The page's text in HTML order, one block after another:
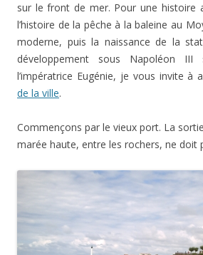
sur le front de mer. Pour une histoire
l’histoire de la pêche à la baleine au
moderne, puis la naissance de la
développement sous Napoléon III
l’impératrice Eugénie, je vous invite à
de la ville.
Commençons par le vieux port. La
marée haute, entre les rochers, ne doit